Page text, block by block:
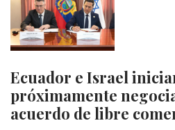
Ecuador e Israel
próximamente
acuerdo de libre